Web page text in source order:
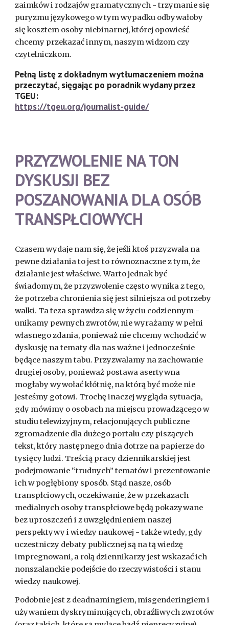
zaimków i rodzajów gramatycznych - trzymanie się
puryzmu językowego w tym wypadku odbywałoby
się kosztem osoby niebinarnej, której opowieść
chcemy przekazać innym, naszym widzom czy
czytelniczkom.
Pełną listę z dokładnym wytłumaczeniem można
przeczytać, sięgając po poradnik wydany przez
TGEU:
https://tgeu.org/journalist-guide/
PRZYZWOLENIE NA TON
DYSKUSJI BEZ
POSZANOWANIA DLA OSÓB
TRANSPŁCIOWYCH
Czasem wydaje nam się, że jeśli ktoś przyzwala na
pewne działania to jest to równoznaczne z tym, że
działanie jest właściwe. Warto jednak być
świadomym, że przyzwolenie często wynika z tego,
że potrzeba chronienia się jest silniejsza od potrzeby
walki. Ta teza sprawdza się w życiu codziennym -
unikamy pewnych zwrotów, nie wyrażamy w pełni
własnego zdania, ponieważ nie chcemy wchodzić w
dyskusję na tematy dla nas ważne i jednocześnie
będące naszym tabu. Przyzwalamy na zachowanie
drugiej osoby, ponieważ postawa asertywna
mogłaby wywołać kłótnię, na którą być może nie
jesteśmy gotowi. Trochę inaczej wygląda sytuacja,
gdy mówimy o osobach na miejscu prowadzącego w
studiu telewizyjnym, relacjonujących publiczne
zgromadzenie dla dużego portalu czy piszących
tekst, który następnego dnia dotrze na papierze do
tysięcy ludzi. Treścią pracy dziennikarskiej jest
podejmowanie “trudnych” tematów i prezentowanie
ich w pogłębiony sposób. Stąd nasze, osób
transpłciowych, oczekiwanie, że w przekazach
medialnych osoby transpłciowe będą pokazywane
bez uproszczeń i z uwzględnieniem naszej
perspektywy i wiedzy naukowej - także wtedy, gdy
uczestniczy debaty publicznej są na tą wiedzę
impregnowani, a rolą dziennikarzy jest wskazać ich
nonszalanckie podejście do rzeczywistości i stanu
wiedzy naukowej.
Podobnie jest z deadnamingiem, misgenderingiem i
używaniem dyskryminujących, obraźliwych zwrotów